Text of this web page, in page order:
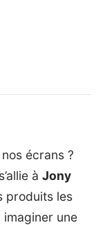
écrans ?
à Jony
produits les
imaginer une